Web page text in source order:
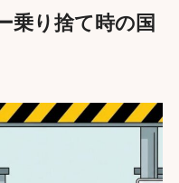
乗り捨て時の国